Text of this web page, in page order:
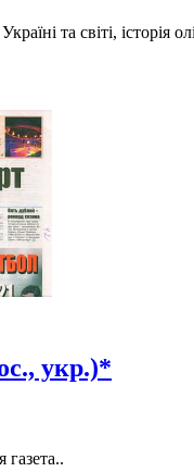
та світі, історія
укр.)*
газета..